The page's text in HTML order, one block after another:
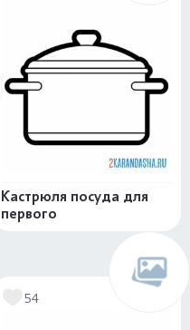
Кастрюля посуда для
первого
54